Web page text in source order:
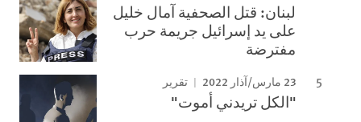
لبنان: قتل الصحفية آمال خليل
على يد إسرائيل جريمة حرب
مفترضة
23 مارس/آذار 2022 تقرير
"الكل تريدني أموت"